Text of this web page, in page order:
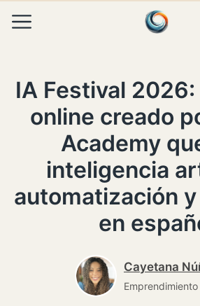
IA Festival
online creado
Academy
inteligencia
automatización
en
Cayetana